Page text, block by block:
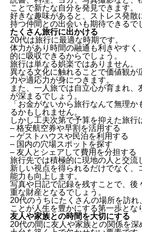
ことで新たな自分を発見できます。
好きな趣味があると、ストレス発散
持つ仲間との出会いも期待できるで
たくさん旅行に出かける
20代は旅行に最適な時期です。
体力があり時間の融通も利きやすく
的に吸収できるからでしょう。
旅行は単なる娯楽ではありません。
異なる文化に触れることで価値観が
力や適応力が身につきます。
また、一人旅では自立心が育まれ、
が深まるでしょう。
「お金がないから旅行なんて無理
るかもしれません。
しかし工夫次第で予算を抑えた旅行
– 格安航空券や早割を活用する
– ゲストハウスや民泊を利用する
– 国内の穴場スポットを探す
– 友人とシェアして費用を分担する
旅行先では積極的に現地の人と交流
新しい視点を得られるだけでなく、
能力も向上します。
写真や日記で記録を残すことで、後
重な財産となるでしょう。
20代のうちにたくさんの場所を訪れ
ことが人生を豊かにする第一歩とな
友人や家族との時間を大切にする
20代の間に友人や家族との関係を